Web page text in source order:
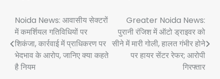
Post
navigation
Noida News: आवासीय सेक्टरों
में कमर्शियल गतिविधियों पर
शिकंजा, कार्रवाई में प्राधिकरण पर
भेदभाव के आरोप, जानिए क्या कहते
है नियम
Greater Noida News:
पुरानी रंजिश में ऑटो ड्राइवर को
सीने में मारी गोली, हालत गंभीर होने
पर हायर सेंटर रेफर; आरोपी
गिरफ्तार